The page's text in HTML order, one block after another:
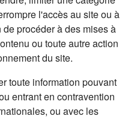
l'accès au site ou à
procéder à des mises à
ou toute autre action
du site.
toute information pouvant
entrant en contravention
ou avec les